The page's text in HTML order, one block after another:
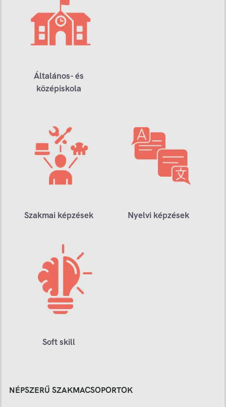
Általános- és
középiskola
Szakmai képzések Nyelvi képzések
Soft skill
NÉPSZERŰ SZAKMACSOPORTOK